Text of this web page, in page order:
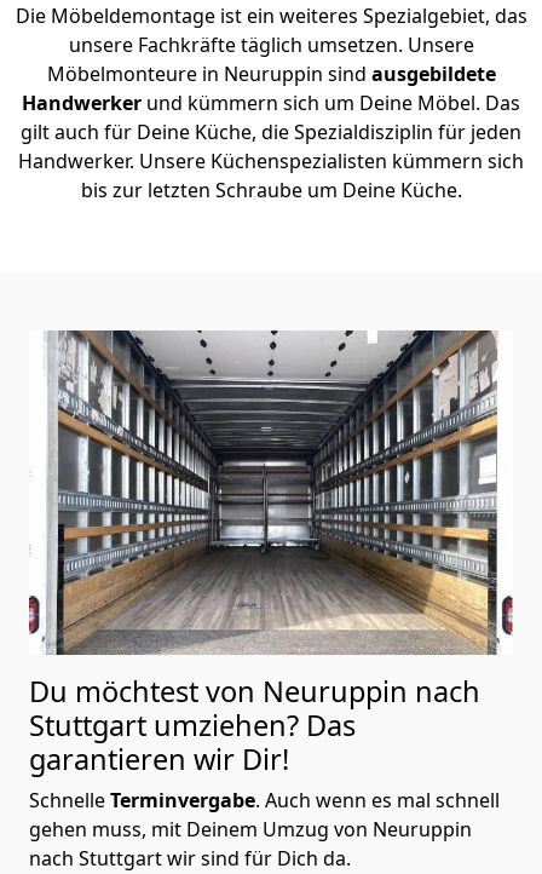
Die Möbeldemontage ist ein weiteres Spezialgebiet, das
unsere Fachkräfte täglich umsetzen. Unsere
Möbelmonteure in Neuruppin sind ausgebildete
Handwerker und kümmern sich um Deine Möbel. Das
gilt auch für Deine Küche, die Spezialdisziplin für jeden
Handwerker. Unsere Küchenspezialisten kümmern sich
bis zur letzten Schraube um Deine Küche.
Du möchtest von Neuruppin nach
Stuttgart umziehen? Das
garantieren wir Dir!
SchnelleTerminvergabe. Auch wenn es mal schnell
gehen muss, mit Deinem Umzug von Neuruppin
nach Stuttgart wir sind für Dich da.